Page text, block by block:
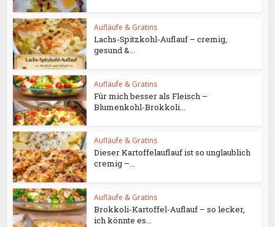
Aufläufe & Gratins
Lachs-Spitzkohl-Auflauf – cremig,
gesund &...
Aufläufe & Gratins
Für mich besser als Fleisch –
Blumenkohl-Brokkoli...
Aufläufe & Gratins
Dieser Kartoffelauflauf ist so unglaublich
cremig –...
Aufläufe & Gratins
Brokkoli-Kartoffel-Auflauf – so lecker,
ich könnte es...